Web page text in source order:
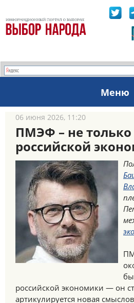
Меню
06 июня 2026, 11:20
ПМЭФ – не
российской
российской экономики — он
артикулируется новая